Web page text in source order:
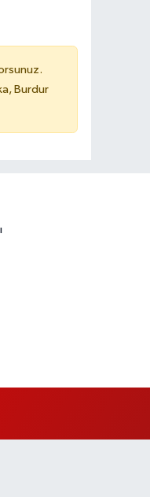
Burdur